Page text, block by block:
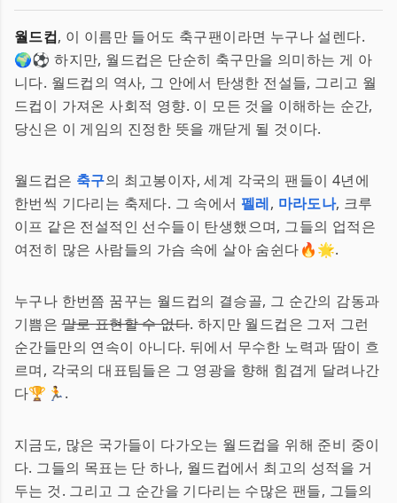
월드컵, 이 이름만 들어도 축구팬이라면 누구나 설렌다.
🌍⚽ 하지만, 월드컵은 단순히 축구만을 의미하는 게 아
니다. 월드컵의 역사, 그 안에서 탄생한 전설들, 그리고 월
드컵이 가져온 사회적 영향. 이 모든 것을 이해하는 순간,
당신은 이 게임의 진정한 뜻을 깨닫게 될 것이다.
월드컵은 축구의 최고봉이자, 세계 각국의 팬들이 4년에
한번씩 기다리는 축제다. 그 속에서 펠레, 마라도나, 크루
이프 같은 전설적인 선수들이 탄생했으며, 그들의 업적은
여전히 많은 사람들의 가슴 속에 살아 숨쉰다🔥🌟.
누구나 한번쯤 꿈꾸는 월드컵의 결승골, 그 순간의 감동과
기쁨은말로 표현할 수 없다. 하지만 월드컵은 그저 그런
순간들만의 연속이 아니다. 뒤에서 무수한 노력과 땀이 흐
르며, 각국의 대표팀들은 그 영광을 향해 힘겹게 달려나간
다🏆🏃.
지금도, 많은 국가들이 다가오는 월드컵을 위해 준비 중이
다. 그들의 목표는 단 하나, 월드컵에서 최고의 성적을 거
두는 것. 그리고 그 순간을 기다리는 수많은 팬들, 그들의